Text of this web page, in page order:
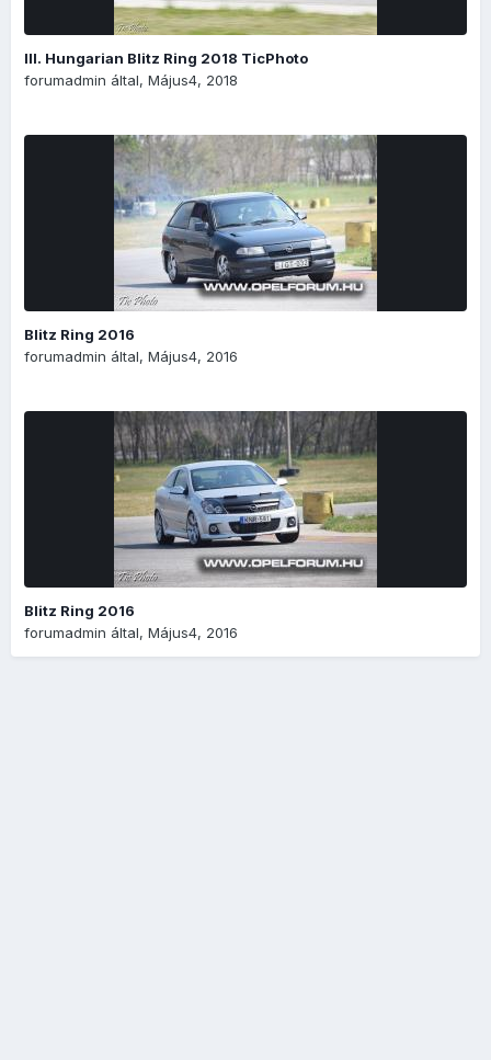
III. Hungarian Blitz Ring 2018 TicPhoto
forumadmin által, Május4, 2018
Blitz Ring 2016
forumadmin által, Május4, 2016
Blitz Ring 2016
forumadmin által, Május4, 2016